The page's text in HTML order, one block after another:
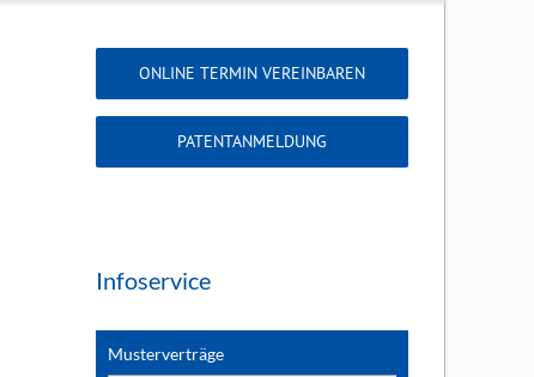
ONLINE TERMIN VEREINBAREN
PATENTANMELDUNG
Infoservice
Musterverträge